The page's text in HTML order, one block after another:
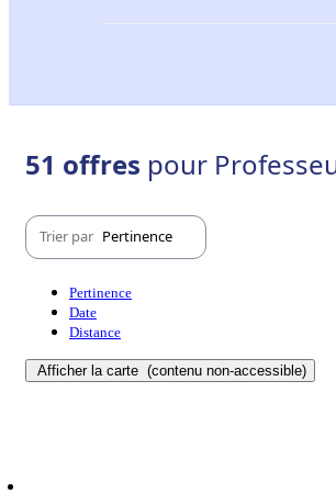
51 offres pour
Trier par Pertinence
Pertinence
Date
Distance
Afficher la carte (contenu non-accessible)